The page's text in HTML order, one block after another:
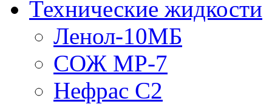
Технические жидкости
Ленол-10МБ
СОЖ МР-7
Нефрас С2